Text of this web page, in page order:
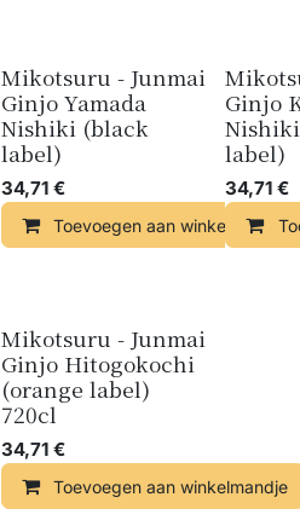
Mikotsuru - Junmai
Ginjo Yamada
Nishiki (black
label)
34,71 €
Toevoegen aan winkelmandje
Ginjo
label)
34,71 €
Mikotsuru - Junmai
Ginjo Hitogokochi
(orange label)
720cl
34,71 €
Toevoegen aan winkelmandje